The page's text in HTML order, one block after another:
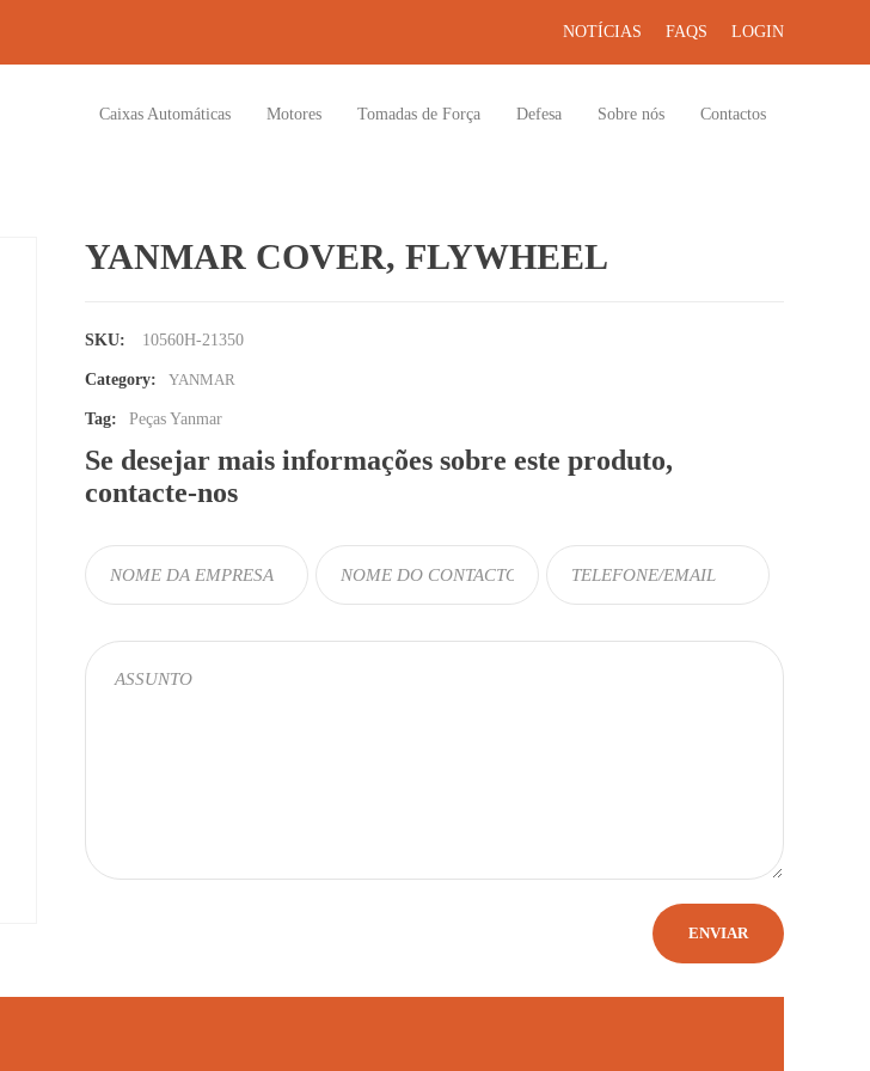
NOTÍCIAS FAQS LOGIN
Caixas Automáticas Motores Tomadas de Força Defesa Sobre nós Contactos
YANMAR COVER, FLYWHEEL
SKU: 10560H-21350
Category: YANMAR
Tag: Peças Yanmar
Se desejar mais informações sobre este produto,
contacte-nos